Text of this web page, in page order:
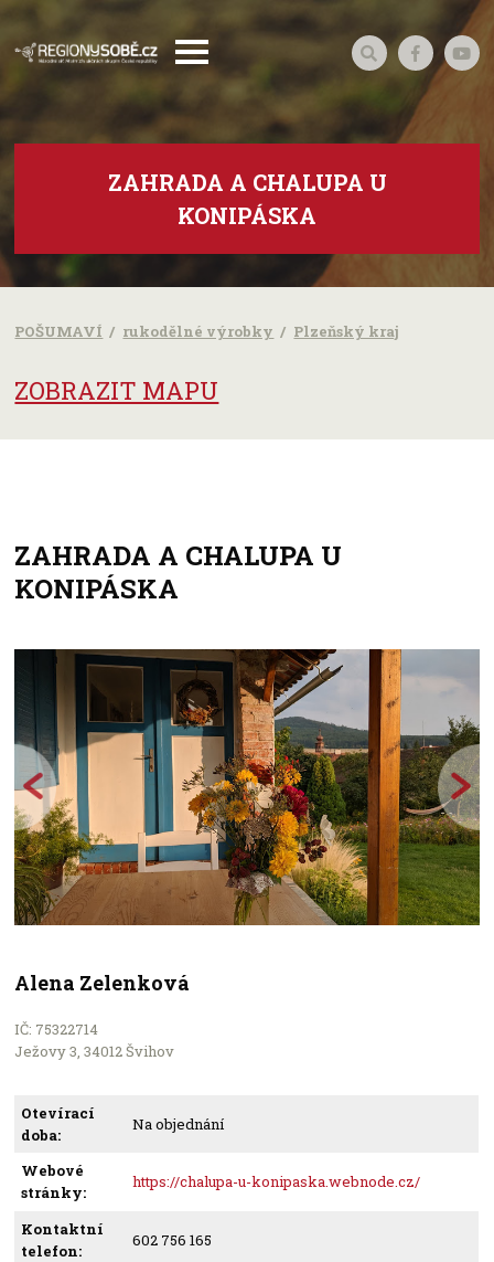
ZAHRADA A CHALUPA U
KONIPÁSKA
POŠUMAVÍ rukodělné výrobky Plzeňský kraj
ZOBRAZIT MAPU
+
Počet podniků v nabídce: 2504
ZAHRADA A CHALUPA U
KONIPÁSKA
Alena Zelenková
IČ: 75322714
Ježovy 3, 34012 Švihov
Otevírací
doba:
Na objednání
Webové
stránky:
https://chalupa-u-konipaska.webnode.cz/
Kontaktní
telefon:
602 756 165